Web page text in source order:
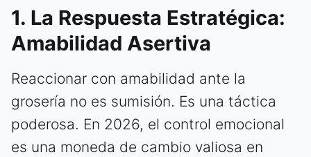
1. La Respuesta Estratégica:
Amabilidad Asertiva
Reaccionar con amabilidad ante la
grosería no es sumisión. Es una táctica
poderosa. En 2026, el control emocional
es una moneda de cambio valiosa en